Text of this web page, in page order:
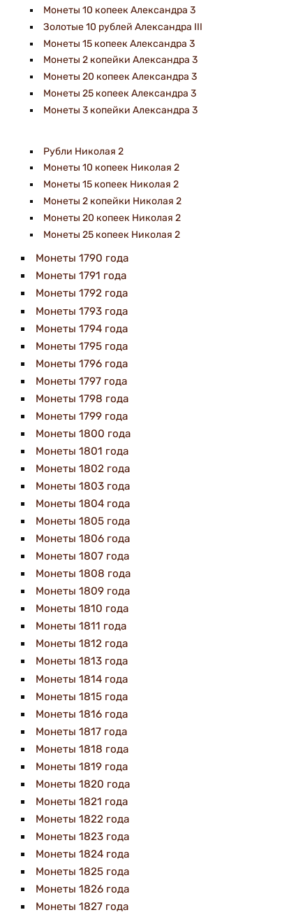
Монеты 10 копеек Александра 3
Золотые 10 рублей Александра III
Монеты 15 копеек Александра 3
Монеты 2 копейки Александра 3
Монеты 20 копеек Александра 3
Монеты 25 копеек Александра 3
Монеты 3 копейки Александра 3
Рубли Николая 2
Монеты 10 копеек Николая 2
Монеты 15 копеек Николая 2
Монеты 2 копейки Николая 2
Монеты 20 копеек Николая 2
Монеты 25 копеек Николая 2
Монеты 1790 года
Монеты 1791 года
Монеты 1792 года
Монеты 1793 года
Монеты 1794 года
Монеты 1795 года
Монеты 1796 года
Монеты 1797 года
Монеты 1798 года
Монеты 1799 года
Монеты 1800 года
Монеты 1801 года
Монеты 1802 года
Монеты 1803 года
Монеты 1804 года
Монеты 1805 года
Монеты 1806 года
Монеты 1807 года
Монеты 1808 года
Монеты 1809 года
Монеты 1810 года
Монеты 1811 года
Монеты 1812 года
Монеты 1813 года
Монеты 1814 года
Монеты 1815 года
Монеты 1816 года
Монеты 1817 года
Монеты 1818 года
Монеты 1819 года
Монеты 1820 года
Монеты 1821 года
Монеты 1822 года
Монеты 1823 года
Монеты 1824 года
Монеты 1825 года
Монеты 1826 года
Монеты 1827 года